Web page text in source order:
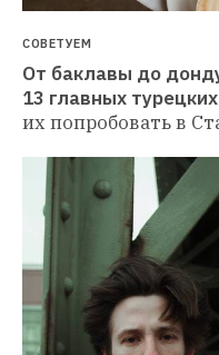
СОВЕТУЕМ
От баклавы до
13 главных
их попробовать в